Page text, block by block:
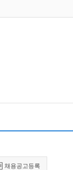
채용공고등록